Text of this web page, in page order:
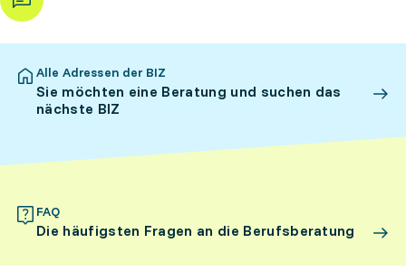
Alle Adressen der BIZ
Sie möchten eine Beratung und suchen das
nächste BIZ
FAQ
Die häufigsten Fragen an die Berufsberatung